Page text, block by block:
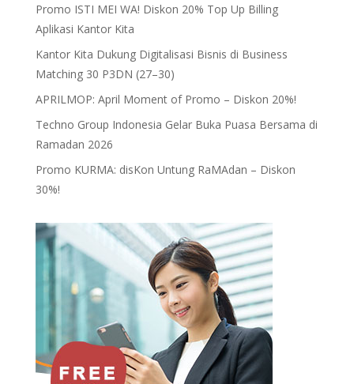
Promo ISTI MEI WA! Diskon 20% Top Up Billing
Aplikasi Kantor Kita
Kantor Kita Dukung Digitalisasi Bisnis di Business
Matching 30 P3DN (27–30)
APRILMOP: April Moment of Promo – Diskon 20%!
Techno Group Indonesia Gelar Buka Puasa Bersama di
Ramadan 2026
Promo KURMA: disKon Untung RaMAdan – Diskon
30%!